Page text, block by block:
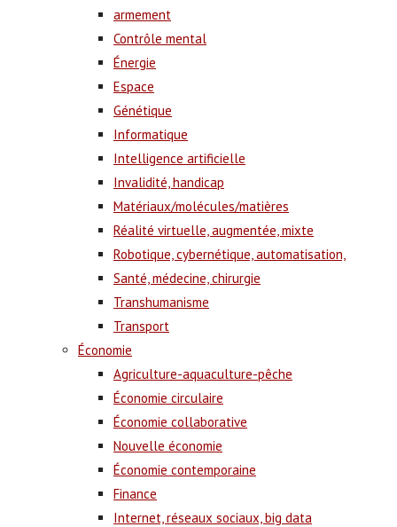
armement
Contrôle mental
Énergie
Espace
Génétique
Informatique
Intelligence artificielle
Invalidité, handicap
Matériaux/molécules/matières
Réalité virtuelle, augmentée, mixte
Robotique, cybernétique, automatisation,
Santé, médecine, chirurgie
Transhumanisme
Transport
Économie
Agriculture-aquaculture-pêche
Économie circulaire
Économie collaborative
Nouvelle économie
Économie contemporaine
Finance
Internet, réseaux sociaux, big data